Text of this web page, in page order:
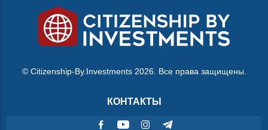
© Citizenship-By.Investments 2026. Все права защищены.
КОНТАКТЫ